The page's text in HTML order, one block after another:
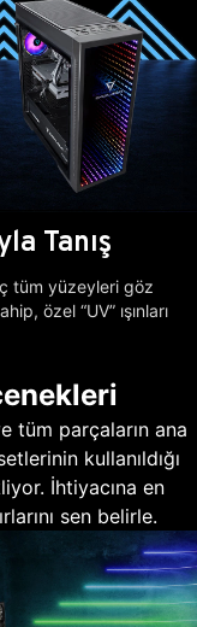
Tanış
tüm yüzeyleri göz
özel “UV” ışınları
tüm parçaların ana
kullanıldığı
İhtiyacına en
sen belirle.